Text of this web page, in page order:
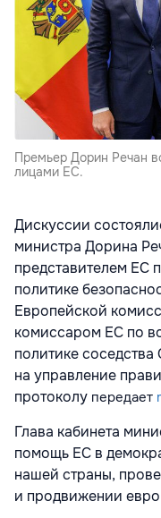
Премьер Дорин Речан
лицами ЕС.
Дискуссии
министра Дорина
представителем ЕС
политике
Европейской
комиссаром ЕС по
политике
на управление
протоколу передает
Глава кабинета
помощь ЕС в
нашей страны,
и продвижении